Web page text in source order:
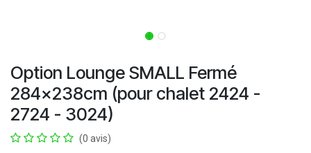
Option Lounge SMALL Fermé
284x238cm (pour chalet 2424 -
2724 - 3024)
(0 avis)